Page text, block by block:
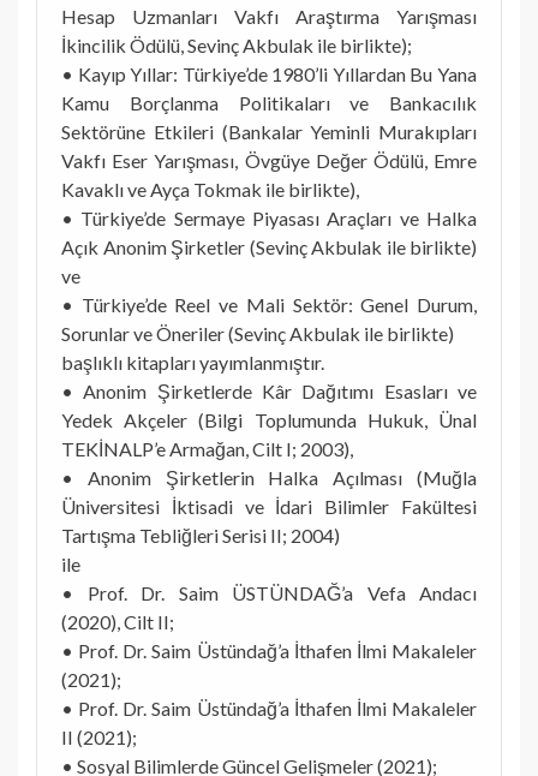
Hesap Uzmanları Vakfı Araştırma Yarışması
İkincilik Ödülü, Sevinç Akbulak ile birlikte);
• Kayıp Yıllar: Türkiye’de 1980’li Yıllardan Bu Yana
Kamu Borçlanma Politikaları ve Bankacılık
Sektörüne Etkileri (Bankalar Yeminli Murakıpları
Vakfı Eser Yarışması, Övgüye Değer Ödülü, Emre
Kavaklı ve Ayça Tokmak ile birlikte),
• Türkiye’de Sermaye Piyasası Araçları ve Halka
Açık Anonim Şirketler (Sevinç Akbulak ile birlikte)
ve
• Türkiye’de Reel ve Mali Sektör: Genel Durum,
Sorunlar ve Öneriler (Sevinç Akbulak ile birlikte)
başlıklı kitapları yayımlanmıştır.
• Anonim Şirketlerde Kâr Dağıtımı Esasları ve
Yedek Akçeler (Bilgi Toplumunda Hukuk, Ünal
TEKİNALP’e Armağan, Cilt I; 2003),
• Anonim Şirketlerin Halka Açılması (Muğla
Üniversitesi İktisadi ve İdari Bilimler Fakültesi
Tartışma Tebliğleri Serisi II; 2004)
ile
• Prof. Dr. Saim ÜSTÜNDAĞ’a Vefa Andacı
(2020), Cilt II;
• Prof. Dr. Saim Üstündağ’a İthafen İlmi Makaleler
(2021);
• Prof. Dr. Saim Üstündağ’a İthafen İlmi Makaleler
II (2021);
• Sosyal Bilimlerde Güncel Gelişmeler (2021);